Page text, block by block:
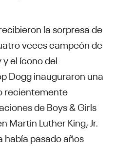
la sorpresa de
veces campeón de
el ícono del
Dogg inauguraron una
recientemente
de Boys & Girls
Martin Luther King, Jr.
había pasado años